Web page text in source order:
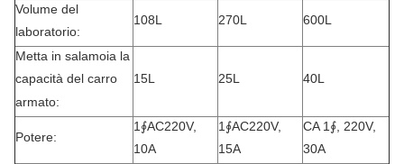
Volume del
laboratorio:
108L 270L 600L
Metta in salamoia la
capacità del carro
armato:
15L 25L 40L
Potere:
1∮AC220V,
10A
1∮AC220V,
15A
CA 1∮, 220V,
30A